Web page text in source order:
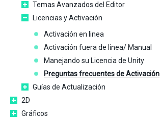
Temas Avanzados del Editor
Licencias y Activación
Activación en linea
Activación fuera de linea/ Manual
Manejando su Licencia de Unity
Preguntas frecuentes de Activación
Guías de Actualización
2D
Gráficos